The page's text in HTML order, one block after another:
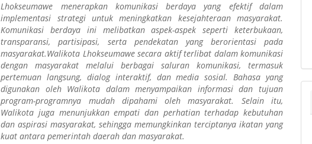
Lhokseumawe menerapkan komunikasi berdaya yang efektif dalam
implementasi strategi untuk meningkatkan kesejahteraan masyarakat.
Komunikasi berdaya ini melibatkan aspek-aspek seperti keterbukaan,
transparansi, partisipasi, serta pendekatan yang berorientasi pada
masyarakat.Walikota Lhokseumawe secara aktif terlibat dalam komunikasi
dengan masyarakat melalui berbagai saluran komunikasi, termasuk
pertemuan langsung, dialog interaktif, dan media sosial. Bahasa yang
digunakan oleh Walikota dalam menyampaikan informasi dan tujuan
program-programnya mudah dipahami oleh masyarakat. Selain itu,
Walikota juga menunjukkan empati dan perhatian terhadap kebutuhan
dan aspirasi masyarakat, sehingga memungkinkan terciptanya ikatan yang
kuat antara pemerintah daerah dan masyarakat.